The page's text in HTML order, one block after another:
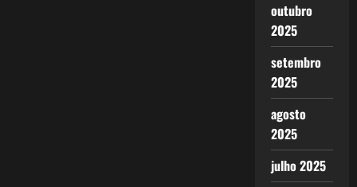
outubro
2025
setembro
2025
agosto
2025
julho 2025